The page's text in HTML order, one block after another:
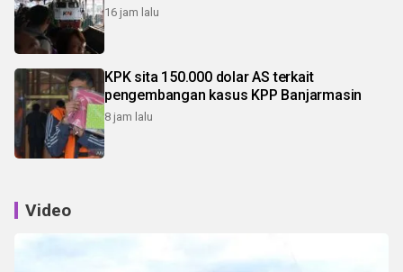
16 jam lalu
KPK sita 150.000 dolar AS terkait
pengembangan kasus KPP Banjarmasin
8 jam lalu
Video